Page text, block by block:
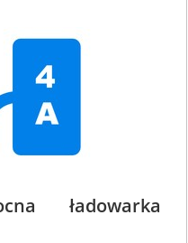
ładowarka